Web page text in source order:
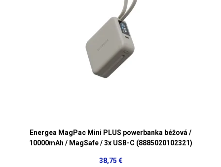
Energea MagPac Mini PLUS powerbanka béžová /
10000mAh / MagSafe / 3x USB-C (8885020102321)
38,75 €